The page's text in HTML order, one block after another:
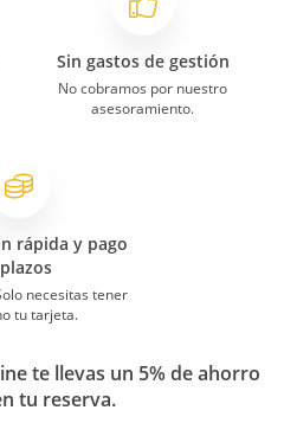
Sin gastos de gestión
No cobramos por nuestro
asesoramiento.
rápida y pago
necesitas tener
tu tarjeta.
te llevas un 5% de ahorro
tu reserva.